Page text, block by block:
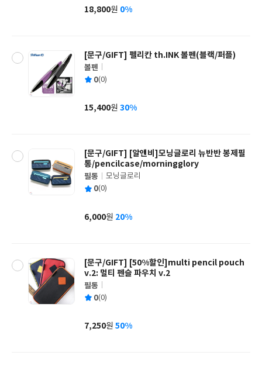
사
가
18,800원 0%
[문구/GIFT] 펠리칸 th.INK 볼펜(블랙/퍼플)
글
쓴
볼펜
출
사
평 0(0)
가
15,400원 30%
[문구/GIFT] [알앤비]모닝글로리 뉴반반 봉제필
통/pencilcase/morningglory
글
쓴
필통
출
사
모닝글로리
평 0(0)
가
6,000원 20%
[문구/GIFT] [50%할인]multi pencil pouch
v.2: 멀티 펜슬 파우치 v.2
글
쓴
필통
출
사
평 0(0)
가
7,250원 50%